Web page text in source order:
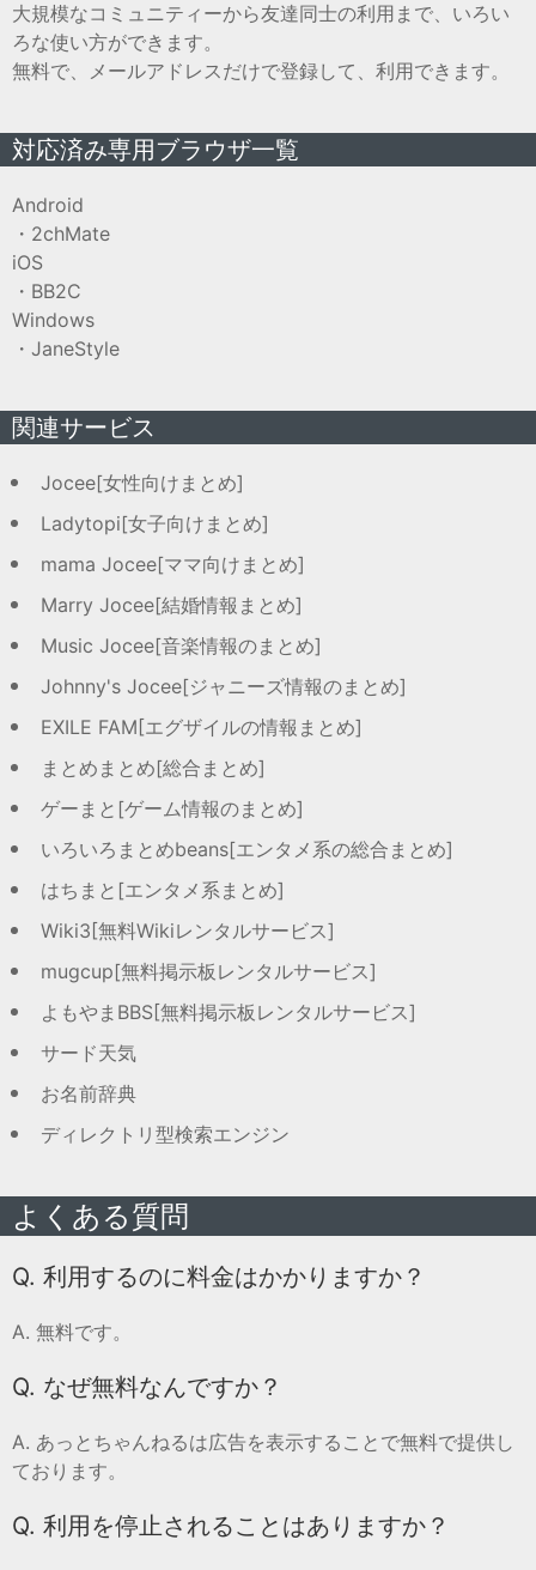
大規模なコミュニティーから友達同士の利用まで、いろい
ろな使い方ができます。
無料で、メールアドレスだけで登録して、利用できます。
対応済み専用ブラウザ一覧
Android
・2chMate
iOS
・BB2C
Windows
・JaneStyle
関連サービス
Jocee[女性向けまとめ]
Ladytopi[女子向けまとめ]
mama Jocee[ママ向けまとめ]
Marry Jocee[結婚情報まとめ]
Music Jocee[音楽情報のまとめ]
Johnny's Jocee[ジャニーズ情報のまとめ]
EXILE FAM[エグザイルの情報まとめ]
まとめまとめ[総合まとめ]
ゲーまと[ゲーム情報のまとめ]
いろいろまとめbeans[エンタメ系の総合まとめ]
はちまと[エンタメ系まとめ]
Wiki3[無料Wikiレンタルサービス]
mugcup[無料掲示板レンタルサービス]
よもやまBBS[無料掲示板レンタルサービス]
サード天気
お名前辞典
ディレクトリ型検索エンジン
よくある質問
Q. 利用するのに料金はかかりますか？
A. 無料です。
Q. なぜ無料なんですか？
A. あっとちゃんねるは広告を表示することで無料で提供し
ております。
Q. 利用を停止されることはありますか？